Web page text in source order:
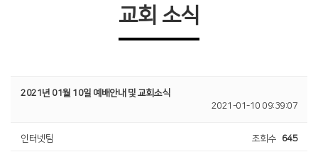
교회 소식
2021년 01월 10일 예배안내 및 교회소식
2021-01-10 09:39:07
인터넷팀 조회수 645